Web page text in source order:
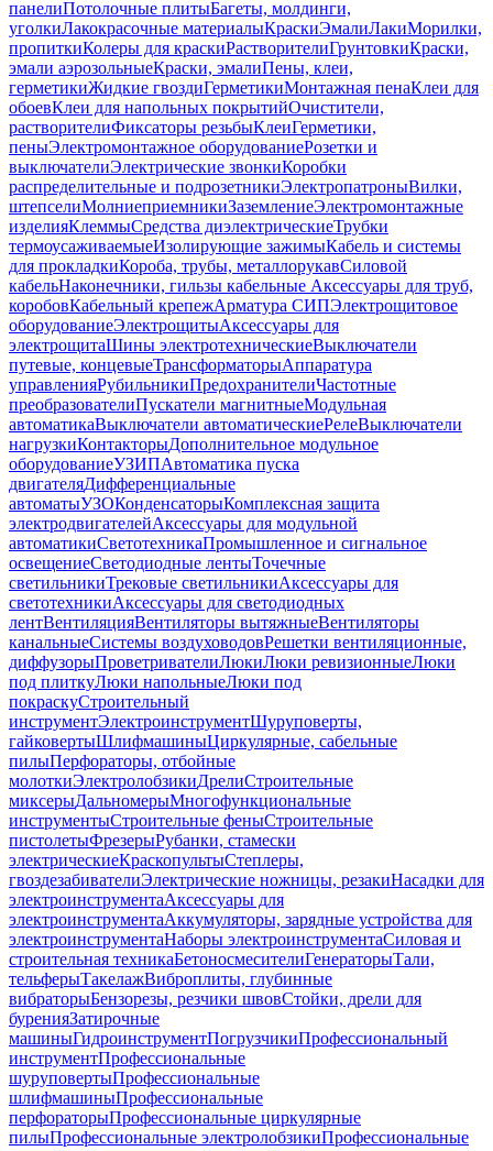
панелиПотолочные плитыБагеты, молдинги,
уголкиЛакокрасочные материалыКраскиЭмалиЛакиМорилки,
пропиткиКолеры для краскиРастворителиГрунтовкиКраски,
эмали аэрозольныеКраски, эмалиПены, клеи,
герметикиЖидкие гвоздиГерметикиМонтажная пенаКлеи для
обоевКлеи для напольных покрытийОчистители,
растворителиФиксаторы резьбыКлеиГерметики,
пеныЭлектромонтажное оборудованиеРозетки и
выключателиЭлектрические звонкиКоробки
распределительные и подрозетникиЭлектропатроныВилки,
штепселиМолниеприемникиЗаземлениеЭлектромонтажные
изделияКлеммыСредства диэлектрическиеТрубки
термоусаживаемыеИзолирующие зажимыКабель и системы
для прокладкиКороба, трубы, металлорукавСиловой
кабельНаконечники, гильзы кабельные Аксессуары для труб,
коробовКабельный крепежАрматура СИПЭлектрощитовое
оборудованиеЭлектрощитыАксессуары для
электрощитаШины электротехническиеВыключатели
путевые, концевыеТрансформаторыАппаратура
управленияРубильникиПредохранителиЧастотные
преобразователиПускатели магнитныеМодульная
автоматикаВыключатели автоматическиеРелеВыключатели
нагрузкиКонтакторыДополнительное модульное
оборудованиеУЗИПАвтоматика пуска
двигателяДифференциальные
автоматыУЗОКонденсаторыКомплексная защита
электродвигателейАксессуары для модульной
автоматикиСветотехникаПромышленное и сигнальное
освещениеСветодиодные лентыТочечные
светильникиТрековые светильникиАксессуары для
светотехникиАксессуары для светодиодных
лентВентиляцияВентиляторы вытяжныеВентиляторы
канальныеСистемы воздуховодовРешетки вентиляционные,
диффузорыПроветривателиЛюкиЛюки ревизионныеЛюки
под плиткуЛюки напольныеЛюки под
покраскуСтроительный
инструментЭлектроинструментШуруповерты,
гайковертыШлифмашиныЦиркулярные, сабельные
пилыПерфораторы, отбойные
молоткиЭлектролобзикиДрелиСтроительные
миксерыДальномерыМногофункциональные
инструментыСтроительные феныСтроительные
пистолетыФрезерыРубанки, стамески
электрическиеКраскопультыСтеплеры,
гвоздезабивателиЭлектрические ножницы, резакиНасадки для
электроинструментаАксессуары для
электроинструментаАккумуляторы, зарядные устройства для
электроинструментаНаборы электроинструментаСиловая и
строительная техникаБетоносмесителиГенераторыТали,
тельферыТакелажВиброплиты, глубинные
вибраторыБензорезы, резчики швовСтойки, дрели для
буренияЗатирочные
машиныГидроинструментПогрузчикиПрофессиональный
инструментПрофессиональные
шуруповертыПрофессиональные
шлифмашиныПрофессиональные
перфораторыПрофессиональные циркулярные
пилыПрофессиональные электролобзикиПрофессиональные